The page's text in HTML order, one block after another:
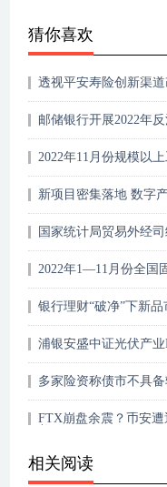
猜你喜欢
透视平安寿险创新渠
邮储银行开展2022年
2022年11月份规模以
新项目密集落地 数字
国家统计局贸易外经
2022年1—11月份全国
银行理财“破净”下新
浦银安盛中证光伏产
多家险资称债市不具
FTX崩盘余震？币安
相关阅读